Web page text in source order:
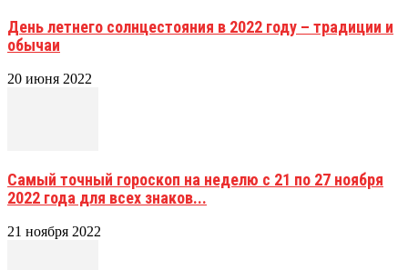
День летнего солнцестояния в 2022 году – традиции и
обычаи
20 июня 2022
Самый точный гороскоп на неделю с 21 по 27 ноября
2022 года для всех знаков...
21 ноября 2022